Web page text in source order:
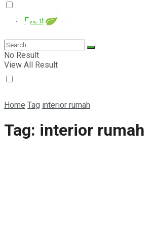
Event
E-Magazine
No Result
View All Result
Home Tag interior rumah
Tag: interior rumah